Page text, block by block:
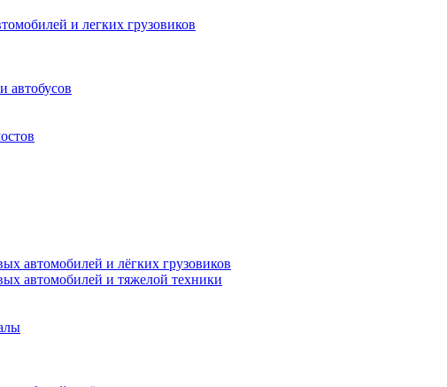
и легких грузовиков
автобусов
автомобилей и лёгких грузовиков
автомобилей и тяжелой техники